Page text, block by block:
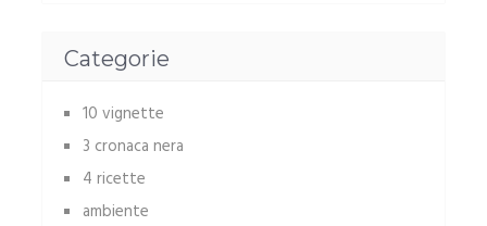
Categorie
10 vignette
3 cronaca nera
4 ricette
ambiente